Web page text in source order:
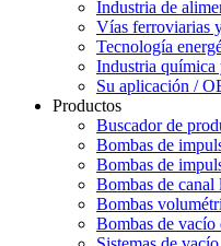
Industria de
Vías ferroviarias
Tecnología
Industria química
Su aplicación /
Productos
Buscador de
Bombas de
Bombas de
Bombas de canal
Bombas
Bombas de